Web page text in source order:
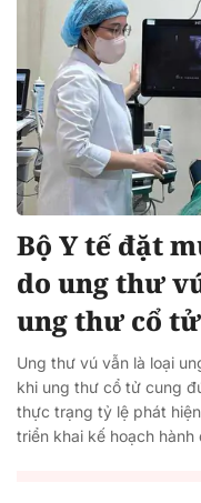
Bộ Y tế đặt
do ung thư
ung thư cổ
Ung thư vú vẫn là loại
khi ung thư cổ tử cung
thực trạng tỷ lệ phát
triển khai kế hoạch